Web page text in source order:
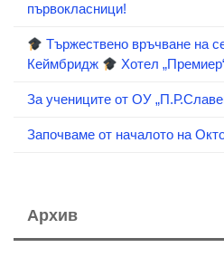
първокласници!
Тържествено връчване на
Кеймбридж
Хотел
За учениците от ОУ
Започваме от началото на
Архив